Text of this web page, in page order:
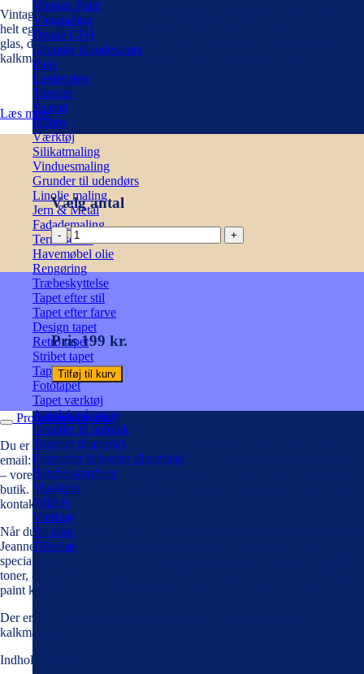
Vintage Paint
Vægmaling
Detale CPH
Grunder til indendørs
Pleje
Læderpleje
Tæpper
Spartel
Hobby
Værktøj
Silikatmaling
Vinduesmaling
Grunder til udendørs
Linolie maling
Jern & Metal
Fadademaling
Terrasseolie
Havemøbel olie
Rengøring
Træbeskyttelse
Tapet efter stil
Tapet efter farve
Design tapet
Retro tapet
Stribet tapet
Tapet med natur
Fototapet
Tapet værktøj
Autolak på spray
Grunder til autolak
Topcoat til autolak
Fortynder & hæder til autolak
Bambusgardiner
Maskiner
Stillads
Værktøj
Koskind
Tilbehør
Vintage kalkmaling giver en utrolig smuk kalk mat overflade der har sit
helt eget skær. Du kan bruge kalkmaling til møbler, lysestager, stof,
glas, dåser og faktisk også som en mat vægmaling. Vi bruger især
kalkmaling til hobbyting, og møbler som trænger til nyt liv.
Læs mere
Vælg antal
Kalkmaling
-
Timeless
Teal
700
ml
antal
Pris 199 kr.
Tilføj til kurv
Produktbeskrivelse
Du er velkommen til at ringe med dine spørgsmål på tlf 4636 1666,
email: farvehusetroskilde@gmail.com eller besøge butikken i Roskilde
– vores faguddannede personale står klar ved både telefon, email og i
butik. Er der et produkt du ikke kan finde på webshoppen, håber vi du
kontakter os!
Når du køber Jeanne d’Arc Vintage paint kalkmaling, køber du dansk.
Jeanne d’Arc Vintage paint kalkmaling fås i et vælg af smukke,
specialudviklede farver. Du finder både neutrale grå, og dybe, smukke
toner, og charmerende pastelfarver. Det har gjort Jeanne d’Arc Vintage
paint kalkmaling til et hit i boligindretningen overalt i Danmark.
Der er 3-10 dages leveringstid på Jeanne d’Arc Vintage paint
kalkmaling.
Indhold: 700 ml